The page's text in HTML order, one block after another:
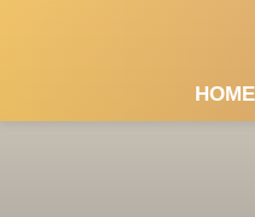
HOME